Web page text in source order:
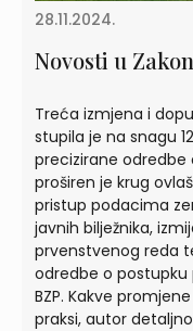
28.11.2024.
Novosti u
Treća izmjena i
stupila je na snagu
precizirane odredbe
proširen je krug
pristup podacima
javnih bilježnika,
prvenstvenog reda
odredbe o
BZP. Kakve
praksi, autor